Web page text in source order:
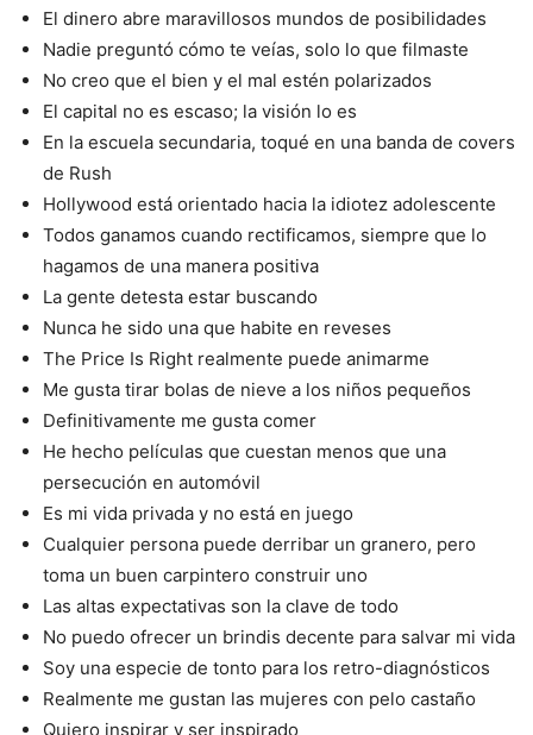
El dinero abre maravillosos mundos de posibilidades
Nadie preguntó cómo te veías, solo lo que filmaste
No creo que el bien y el mal estén polarizados
El capital no es escaso; la visión lo es
En la escuela secundaria, toqué en una banda de covers
de Rush
Hollywood está orientado hacia la idiotez adolescente
Todos ganamos cuando rectificamos, siempre que lo
hagamos de una manera positiva
La gente detesta estar buscando
Nunca he sido una que habite en reveses
The Price Is Right realmente puede animarme
Me gusta tirar bolas de nieve a los niños pequeños
Definitivamente me gusta comer
He hecho películas que cuestan menos que una
persecución en automóvil
Es mi vida privada y no está en juego
Cualquier persona puede derribar un granero, pero
toma un buen carpintero construir uno
Las altas expectativas son la clave de todo
No puedo ofrecer un brindis decente para salvar mi vida
Soy una especie de tonto para los retro-diagnósticos
Realmente me gustan las mujeres con pelo castaño
Quiero inspirar y ser inspirado